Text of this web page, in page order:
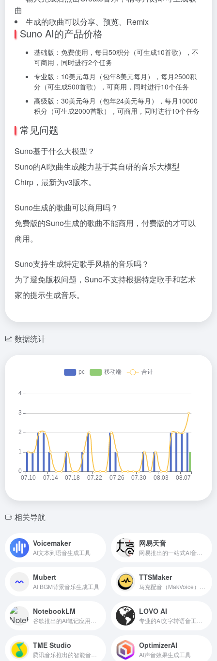
曲
生成的歌曲可以分享、预览、Remix
Suno AI的产品价格
基础版：免费使用，每日50积分（可生成10首歌），不
可商用，同时进行2个任务
专业版：10美元每月（包年8美元每月），每月2500积
分（可生成500首歌），可商用，同时进行10个任务
高级版：30美元每月（包年24美元每月），每月10000
积分（可生成2000首歌），可商用，同时进行10个任务
常见问题
Suno基于什么大模型？
Suno的AI歌曲生成能力基于其自研的音乐大模型
Chirp，最新为v3版本。
Suno生成的歌曲可以商用吗？
免费版的Suno生成的歌曲不能商用，付费版的才可以
商用。
Suno支持生成特定歌手风格的音乐吗？
为了避免版权问题，Suno不支持根据特定歌手和艺术
家的提示生成音乐。
数据统计
相关导航
Voicemaker
AI文本到语音生成工具
网易天音
Mubert
AI BGM背景音乐生成工具
TTSMaker
NotebookLM LOVO AI
TME Studio OptimizerAI
AI声音效果生成工具